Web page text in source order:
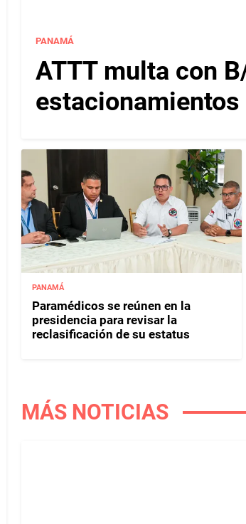
PANAMÁ
ATTT multa con
PANAMÁ
Paramédicos se reúnen en la
presidencia para revisar la
reclasificación de su estatus
MÁS NOTICIAS